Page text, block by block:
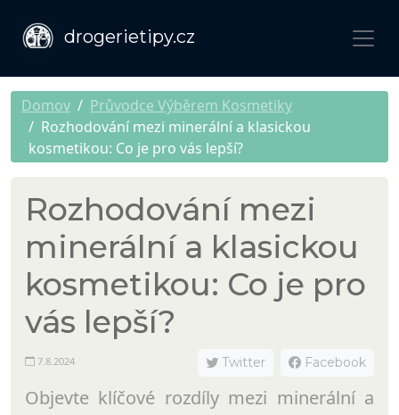
drogerietipy.cz
Domov
Průvodce Výběrem Kosmetiky
Rozhodování mezi minerální a klasickou
kosmetikou: Co je pro vás lepší?
Rozhodování mezi
minerální a klasickou
kosmetikou: Co je pro
vás lepší?
7.8.2024 Twitter Facebook
Objevte klíčové rozdíly mezi minerální a